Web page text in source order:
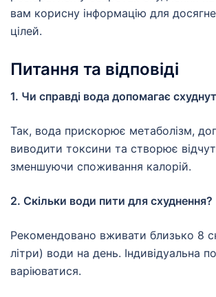
вам корисну інформацію для
цілей.
Питання та відповіді
1. Чи справді вода допомагає
Так, вода прискорює метаболізм,
виводити токсини та створює
зменшуючи споживання калорій.
2. Скільки води пити для схуднення?
Рекомендовано вживати близько 8
літри) води на день. Індивідуальна
варіюватися.